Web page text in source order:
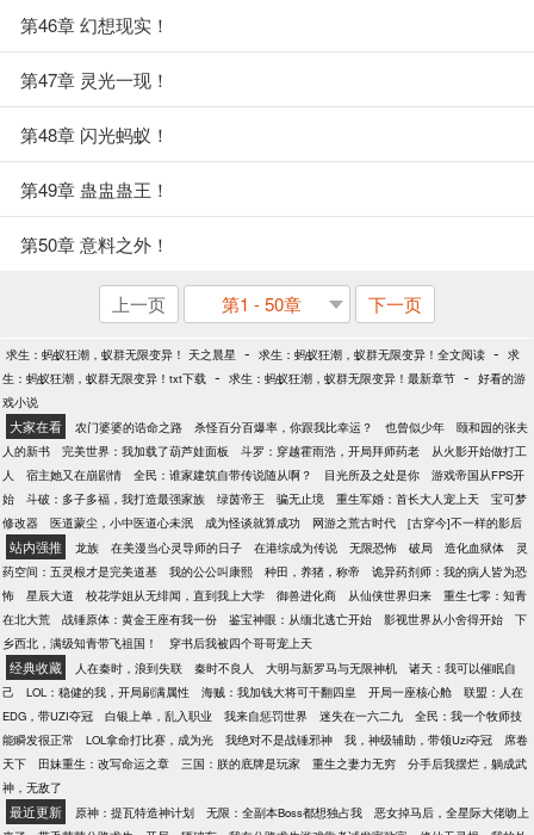
第46章 幻想现实！
第47章 灵光一现！
第48章 闪光蚂蚁！
第49章 蛊盅蛊王！
第50章 意料之外！
上一页 第1 - 50章 下一页
求生：蚂蚁狂潮，蚁群无限变异！ 天之晨星 - 求生：蚂蚁狂潮，蚁群无限变异！全文阅读 - 求
生：蚂蚁狂潮，蚁群无限变异！txt下载 - 求生：蚂蚁狂潮，蚁群无限变异！最新章节 - 好看的游
戏小说
大家在看 农门婆婆的诰命之路 杀怪百分百爆率，你跟我比幸运？ 也曾似少年
颐和园的张夫
人的新书
完美世界：我加载了葫芦娃面板 斗罗：穿越霍雨浩，开局拜师药老
从火影开始做打工
人
宿主她又在崩剧情 全民：谁家建筑自带传说随从啊？ 目光所及之处是你
游戏帝国从FPS开
始
斗破：多子多福，我打造最强家族 绿茵帝王 骗无止境 重生军婚：首长大人宠上天
宝可梦
修改器
医道蒙尘，小中医道心未泯 成为怪谈就算成功 网游之荒古时代 [古穿今]不一样的影后
站内强推 龙族 在美漫当心灵导师的日子 在港综成为传说 无限恐怖 破局 造化血狱体
灵
药空间：五灵根才是完美道基
我的公公叫康熙 种田，养猪，称帝
诡异药剂师：我的病人皆为恐
怖
星辰大道 校花学姐从无绯闻，直到我上大学 御兽进化商 从仙侠世界归来
重生七零：知青
在北大荒
战锤原体：黄金王座有我一份 鉴宝神眼：从缅北逃亡开始 影视世界从小舍得开始
下
乡西北，满级知青带飞祖国！
穿书后我被四个哥哥宠上天
经典收藏 人在秦时，浪到失联 秦时不良人 大明与新罗马与无限神机
诸天：我可以催眠自
己
LOL：稳健的我，开局刷满属性 海贼：我加钱大将可干翻四皇 开局一座核心舱
联盟：人在
EDG，带UZI夺冠
白银上单，乱入职业 我来自惩罚世界 迷失在一六二九
全民：我一个牧师技
能瞬发很正常
LOL拿命打比赛，成为光 我绝对不是战锤邪神 我，神级辅助，带领Uzi夺冠
席卷
天下
田妹重生：改写命运之章 三国：朕的底牌是玩家 重生之妻力无穷
分手后我摆烂，躺成武
神，无敌了
最近更新 原神：提瓦特造神计划 无限：全副本Boss都想独占我
恶女掉马后，全星际大佬吻上